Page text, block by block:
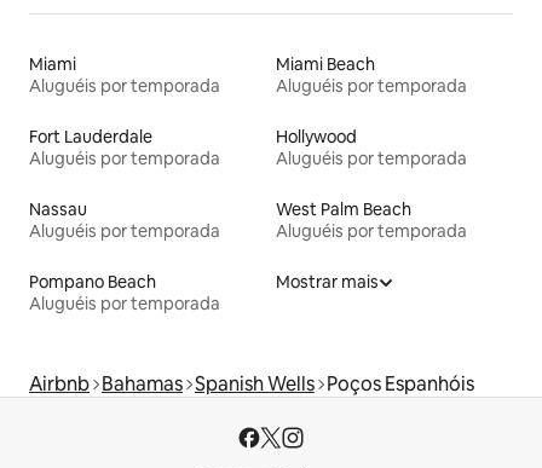
Miami
Aluguéis por temporada
Miami Beach
Aluguéis por temporada
Fort Lauderdale
Aluguéis por temporada
Hollywood
Aluguéis por temporada
Nassau
Aluguéis por temporada
West Palm Beach
Aluguéis por temporada
Pompano Beach
Aluguéis por temporada
Mostrar mais
Airbnb Bahamas Spanish Wells Poços Espanhóis